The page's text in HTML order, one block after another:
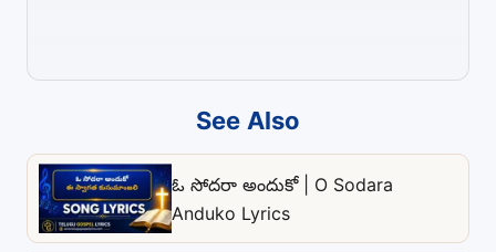
See Also
ఓ సోదరా అందుకో | O Sodara
Anduko Lyrics